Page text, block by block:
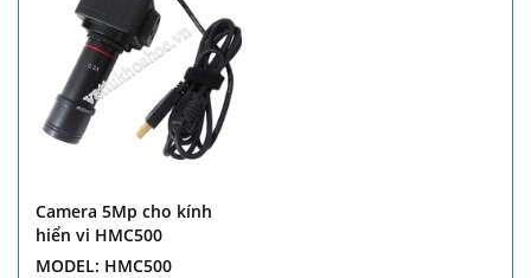
Camera 5Mp cho kính
hiển vi HMC500
MODEL: HMC500